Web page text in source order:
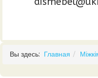
Вы здесь: Главная